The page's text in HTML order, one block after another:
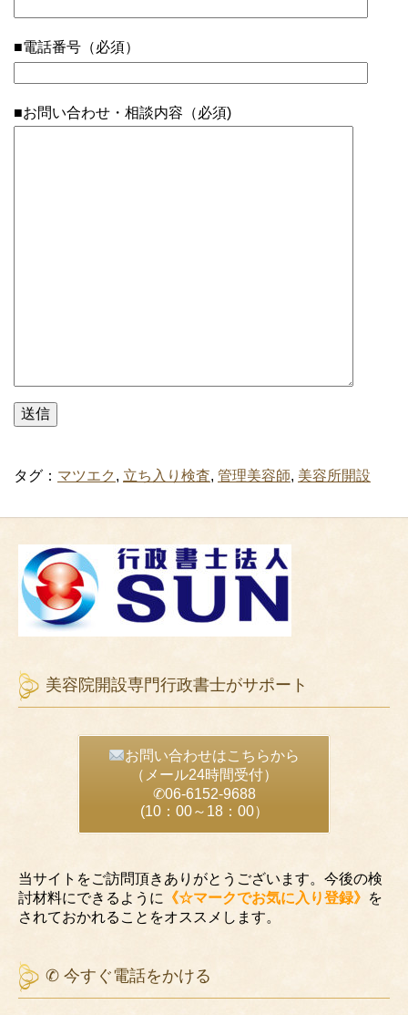
■電話番号（必須）
■お問い合わせ・相談内容（必須)
タグ： マツエク , 立ち入り検査, 管理美容師, 美容所開設
美容院開設専門行政書士がサポート
お問い合わせはこちらから
（メール24時間受付）
✆06-6152-9688
(10：00～18：00）
当サイトをご訪問頂きありがとうございます。今後の検
討材料にできるように
《☆マークでお気に入り登録》 を
されておかれることをオススメします。
✆ 今すぐ電話をかける